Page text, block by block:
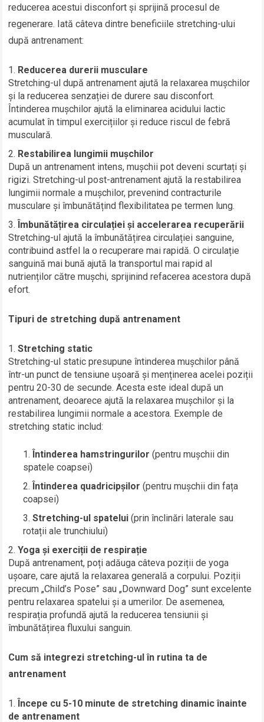
reducerea acestui disconfort și sprijină procesul de
regenerare. Iată câteva dintre beneficiile stretching-ului
după antrenament:
Reducerea durerii musculare
Stretching-ul după antrenament ajută la relaxarea mușchilor
și la reducerea senzației de durere sau disconfort.
Întinderea mușchilor ajută la eliminarea acidului lactic
acumulat în timpul exercițiilor și reduce riscul de febră
musculară.
Restabilirea lungimii mușchilor
După un antrenament intens, mușchii pot deveni scurtați și
rigizi. Stretching-ul post-antrenament ajută la restabilirea
lungimii normale a mușchilor, prevenind contracturile
musculare și îmbunătățind flexibilitatea pe termen lung.
Îmbunătățirea circulației și accelerarea recuperării
Stretching-ul ajută la îmbunătățirea circulației sanguine,
contribuind astfel la o recuperare mai rapidă. O circulație
sanguină mai bună ajută la transportul mai rapid al
nutrienților către mușchi, sprijinind refacerea acestora după
efort.
Tipuri de stretching după antrenament
Stretching static
Stretching-ul static presupune întinderea mușchilor până
într-un punct de tensiune ușoară și menținerea acelei poziții
pentru 20-30 de secunde. Acesta este ideal după un
antrenament, deoarece ajută la relaxarea mușchilor și la
restabilirea lungimii normale a acestora. Exemple de
stretching static includ:
Întinderea hamstringurilor (pentru mușchii din
spatele coapsei)
Întinderea quadricipșilor (pentru mușchii din fața
coapsei)
Stretching-ul spatelui (prin înclinări laterale sau
rotații ale trunchiului)
Yoga și exerciții de respirație
După antrenament, poți adăuga câteva poziții de yoga
ușoare, care ajută la relaxarea generală a corpului. Poziții
precum „Child’s Pose” sau „Downward Dog” sunt excelente
pentru relaxarea spatelui și a umerilor. De asemenea,
respirația profundă ajută la reducerea tensiunii și
îmbunătățirea fluxului sanguin.
Cum să integrezi stretching-ul în rutina ta de
antrenament
Începe cu 5-10 minute de stretching dinamic înainte
de antrenament